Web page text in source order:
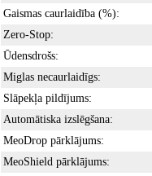
Gaismas caurlaidība (%):
Zero-Stop:
Ūdensdrošs:
Miglas necaurlaidīgs:
Slāpekļa pildījums:
Automātiska izslēgšana:
MeoDrop pārklājums:
MeoShield pārklājums: